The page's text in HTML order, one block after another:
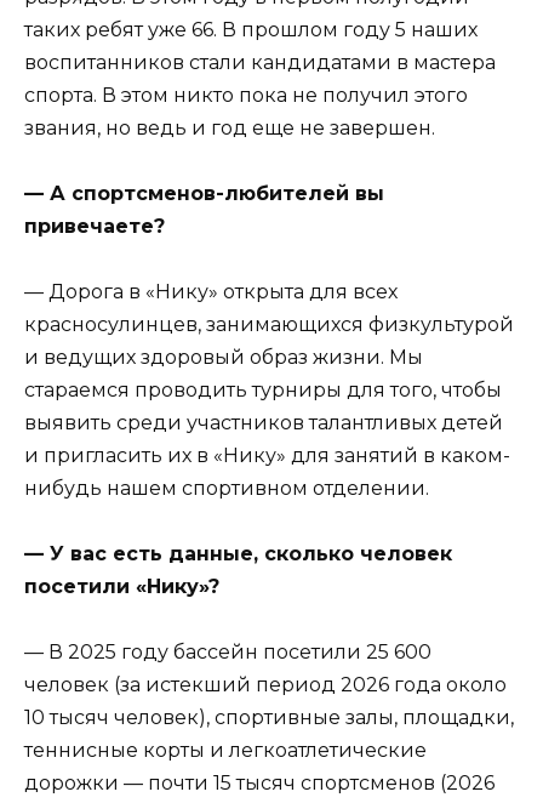
таких ребят уже 66. В прошлом году 5 наших
воспитанников стали кандидатами в мастера
спорта. В этом никто пока не получил этого
звания, но ведь и год еще не завершен.
— А спортсменов-любителей вы
привечаете?
— Дорога в «Нику» открыта для всех
красносулинцев, занимающихся физкультурой
и ведущих здоровый образ жизни. Мы
стараемся проводить турниры для того, чтобы
выявить среди участников талантливых детей
и пригласить их в «Нику» для занятий в каком-
нибудь нашем спортивном отделении.
— У вас есть данные, сколько человек
посетили «Нику»?
— В 2025 году бассейн посетили 25 600
человек (за истекший период 2026 года около
10 тысяч человек), спортивные залы, площадки,
теннисные корты и легкоатлетические
дорожки — почти 15 тысяч спортсменов (2026